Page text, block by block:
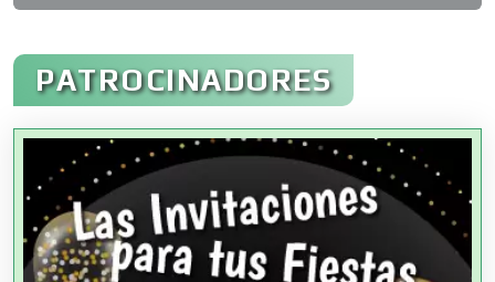
Administración de Empresas
Agencias Aduanales
Agencias de Autos
PATROCINADORES